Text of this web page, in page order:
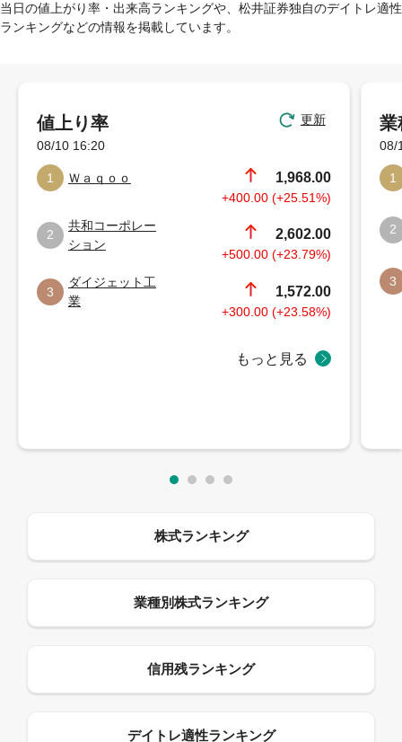
当日の値上がり率・出来高ランキングや、松井証券独自のデイトレ適性
ランキングなどの情報を掲載しています。